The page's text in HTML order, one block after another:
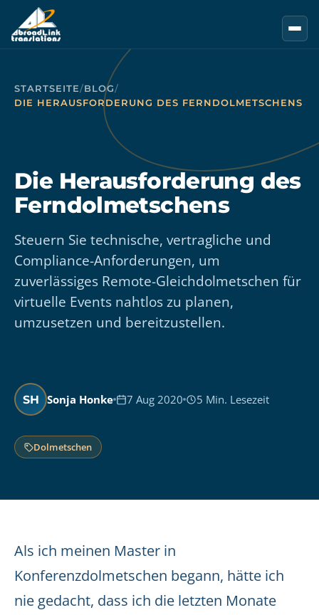
Zum Hauptinhalt springen
STARTSEITE/BLOG/
DIE HERAUSFORDERUNG DES FERNDOLMETSCHENS
Die Herausforderung des
Ferndolmetschens
Steuern Sie technische, vertragliche und
Compliance-Anforderungen, um
zuverlässiges Remote-Gleichdolmetschen für
virtuelle Events nahtlos zu planen,
umzusetzen und bereitzustellen.
SH Sonja Honke 7 Aug 2020 5 Min. Lesezeit
Dolmetschen
Als ich meinen Master in
Konferenzdolmetschen begann, hätte ich
nie gedacht, dass ich die letzten Monate